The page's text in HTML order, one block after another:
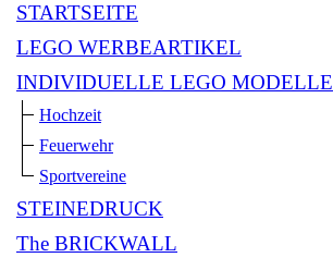
STARTSEITE
LEGO WERBEARTIKEL
INDIVIDUELLE LEGO MODELLE
Hochzeit
Feuerwehr
Sportvereine
STEINEDRUCK
The BRICKWALL